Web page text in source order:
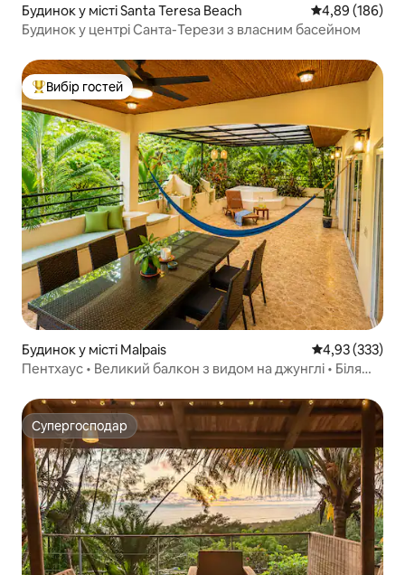
Будинок у місті Santa Teresa Beach Середня
4,89 (186)
Будинок у центрі Санта-Терези з власним басейном
Топ вибір гостей
Вибір гостей
Будинок у місті Malpais Середня
4,93 (333)
Пентхаус • Великий балкон з видом на джунглі • Біля
Супергосподар
Супергосподар